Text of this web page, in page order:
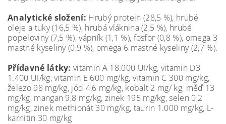
Analytické složení: Hrubý protein (28,5 %), hrubé
oleje a tuky (16,5 %), hrubá vláknina (2,5 %), hrubé
popeloviny (7,5 %), vápník (1,1 %), fosfor (0,8 %), omega 3
mastné kyseliny (0,9 %), omega 6 mastné kyseliny (2,7 %).
Přídavné látky:vitamin A 18.000 UI/kg, vitamin D3
1.400 UI/kg, vitamin E 600 mg/kg, vitamin C 300 mg/kg,
železo 98 mg/kg, jód 4,6 mg/kg, kobalt 2 mg/ kg, měď 13
mg/kg, mangan 9,8 mg/kg, zinek 195 mg/kg, selen 0,2
mg/kg, zinek methionát 30 mg/kg, taurin 1.000 mg/kg, L-
karnitin 30 mg/kg